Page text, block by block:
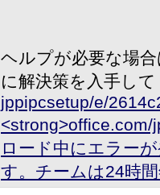
ヘルプが必要な場
に解決策を入手し
jppipcsetup/e/
ロード中にエラー
す。チームは24時